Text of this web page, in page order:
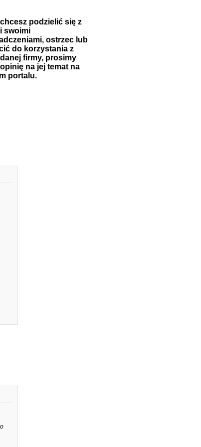
podzielić się z
swoimi
ostrzec lub
do korzystania z
danej firmy, prosimy
na jej temat na
portalu.